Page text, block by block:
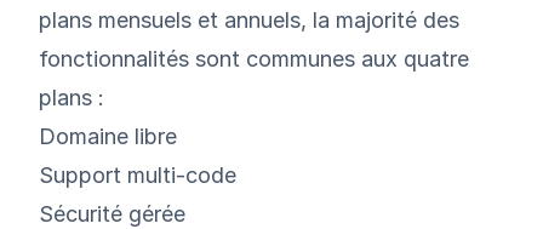
plans mensuels et annuels, la majorité des
fonctionnalités sont communes aux quatre
plans :
Domaine libre
Support multi-code
Sécurité gérée